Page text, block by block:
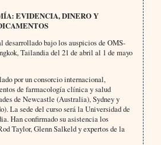
EVIDENCIA, DINERO Y
desarrollado bajo los auspicios de OMS-
Tailandia del 21 de abril al 1 de mayo
por un consorcio internacional,
de farmacología clínica y salud
de Newcastle (Australia), Sydney y
La sede del curso será la Universidad de
Han confirmado su asistencia los
Taylor, Glenn Salkeld y expertos de la